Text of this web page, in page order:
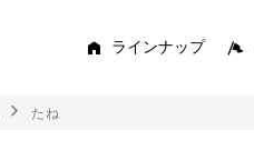
ラインナップ
たね